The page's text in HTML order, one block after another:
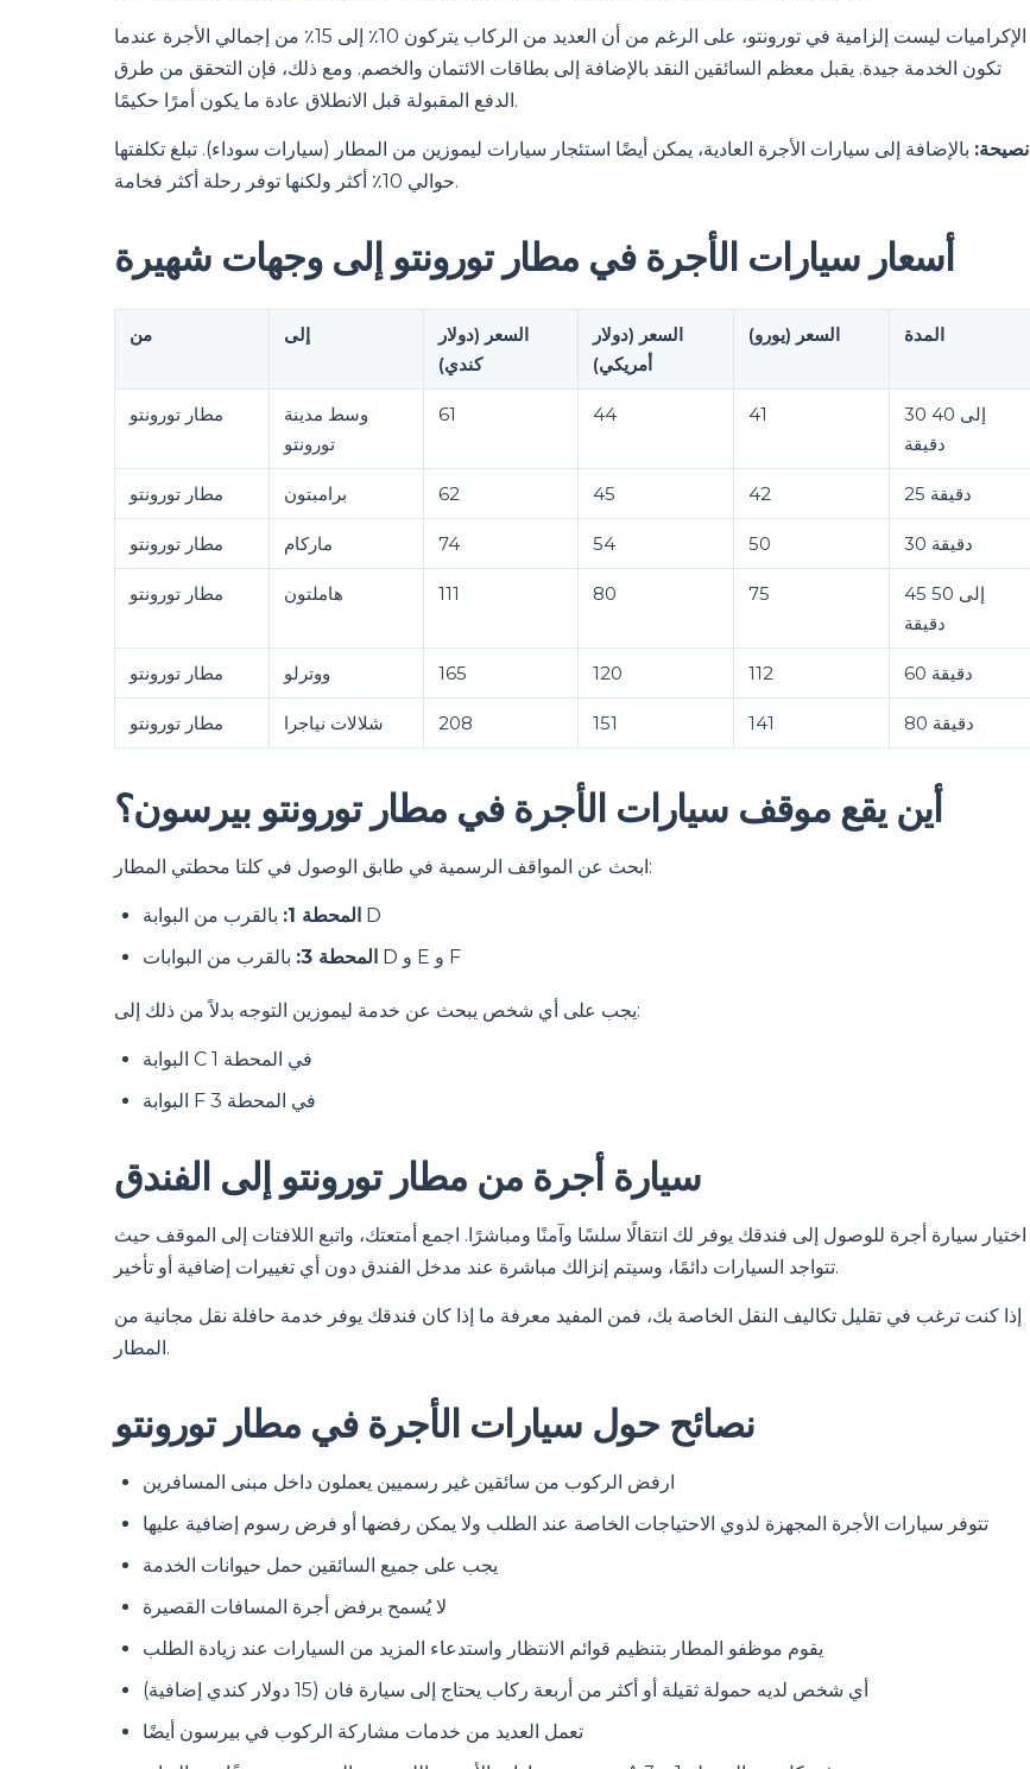
الإكراميات ليست إلزامية في تورونتو، على الرغم من أن العديد من الركاب يتركون 10٪ إلى 15٪ من إجمالي الأجرة عندما
تكون الخدمة جيدة. يقبل معظم السائقين النقد بالإضافة إلى بطاقات الائتمان والخصم. ومع ذلك، فإن التحقق من طرق
الدفع المقبولة قبل الانطلاق عادة ما يكون أمرًا حكيمًا.
نصيحة: بالإضافة إلى سيارات الأجرة العادية، يمكن أيضًا استئجار سيارات ليموزين من المطار (سيارات سوداء). تبلغ تكلفتها
حوالي 10٪ أكثر ولكنها توفر رحلة أكثر فخامة.
أسعار سيارات الأجرة في مطار تورونتو إلى وجهات شهيرة
من إلى
السعر (دولار
كندي)
السعر (دولار
أمريكي)
السعر (يورو) المدة
مطار تورونتو
وسط مدينة
تورونتو
61 44 41
30 إلى 40
دقيقة
مطار تورونتو برامبتون 62 45 42 25 دقيقة
مطار تورونتو ماركام 74 54 50 30 دقيقة
مطار تورونتو هاملتون 111 80 75
45 إلى 50
دقيقة
مطار تورونتو ووترلو 165 120 112 60 دقيقة
مطار تورونتو شلالات نياجرا 208 151 141 80 دقيقة
أين يقع موقف سيارات الأجرة في مطار تورونتو بيرسون؟
ابحث عن المواقف الرسمية في طابق الوصول في كلتا محطتي المطار:
المحطة 1: بالقرب من البوابة D
المحطة 3:
بالقرب من البوابات D و E و F
يجب على أي شخص يبحث عن خدمة ليموزين التوجه بدلاً من ذلك إلى:
البوابة C في المحطة 1
البوابة F في المحطة 3
سيارة أجرة من مطار تورونتو إلى الفندق
اختيار سيارة أجرة للوصول إلى فندقك يوفر لك انتقالًا سلسًا وآمنًا ومباشرًا. اجمع أمتعتك، واتبع اللافتات إلى الموقف حيث
تتواجد السيارات دائمًا، وسيتم إنزالك مباشرة عند مدخل الفندق دون أي تغييرات إضافية أو تأخير.
إذا كنت ترغب في تقليل تكاليف النقل الخاصة بك، فمن المفيد معرفة ما إذا كان فندقك يوفر خدمة حافلة نقل مجانية من
المطار.
نصائح حول سيارات الأجرة في مطار تورونتو
ارفض الركوب من سائقين غير رسميين يعملون داخل مبنى المسافرين
تتوفر سيارات الأجرة المجهزة لذوي الاحتياجات الخاصة عند الطلب ولا يمكن رفضها أو فرض رسوم إضافية عليها
يجب على جميع السائقين حمل حيوانات الخدمة
لا يُسمح برفض أجرة المسافات القصيرة
يقوم موظفو المطار بتنظيم قوائم الانتظار واستدعاء المزيد من السيارات عند زيادة الطلب
أي شخص لديه حمولة ثقيلة أو أكثر من أربعة ركاب يحتاج إلى سيارة فان (15 دولار كندي إضافية)
تعمل العديد من خدمات مشاركة الركوب في بيرسون أيضًا